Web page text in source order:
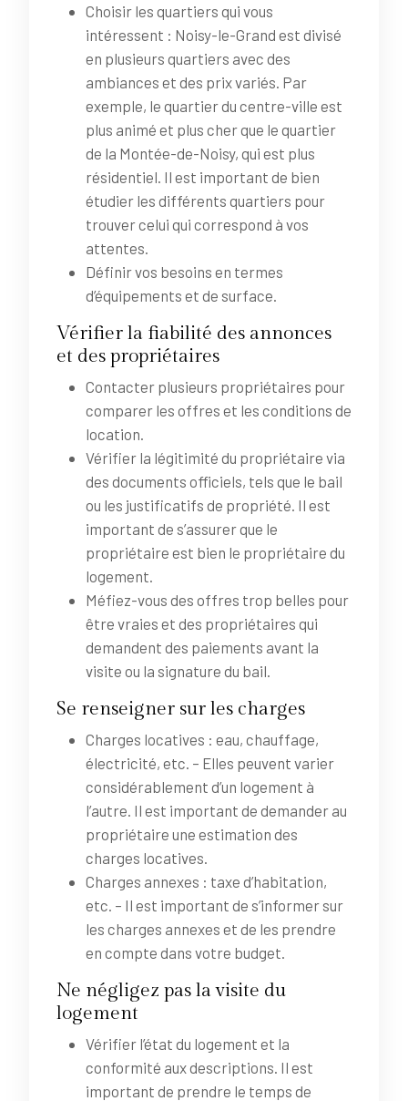
Choisir les quartiers qui vous
intéressent : Noisy-le-Grand est divisé
en plusieurs quartiers avec des
ambiances et des prix variés. Par
exemple, le quartier du centre-ville est
plus animé et plus cher que le quartier
de la Montée-de-Noisy, qui est plus
résidentiel. Il est important de bien
étudier les différents quartiers pour
trouver celui qui correspond à vos
attentes.
Définir vos besoins en termes
d’équipements et de surface.
Vérifier la fiabilité des annonces
et des propriétaires
Contacter plusieurs propriétaires pour
comparer les offres et les conditions de
location.
Vérifier la légitimité du propriétaire via
des documents officiels, tels que le bail
ou les justificatifs de propriété. Il est
important de s’assurer que le
propriétaire est bien le propriétaire du
logement.
Méfiez-vous des offres trop belles pour
être vraies et des propriétaires qui
demandent des paiements avant la
visite ou la signature du bail.
Se renseigner sur les charges
Charges locatives : eau, chauffage,
électricité, etc. – Elles peuvent varier
considérablement d’un logement à
l’autre. Il est important de demander au
propriétaire une estimation des
charges locatives.
Charges annexes : taxe d’habitation,
etc. – Il est important de s’informer sur
les charges annexes et de les prendre
en compte dans votre budget.
Ne négligez pas la visite du
logement
Vérifier l’état du logement et la
conformité aux descriptions. Il est
important de prendre le temps de